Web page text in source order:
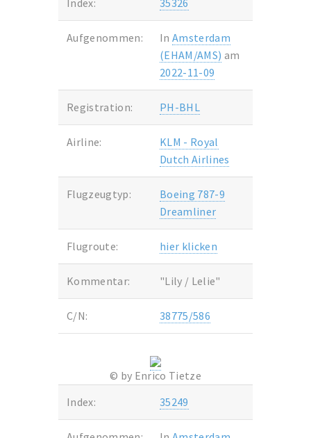
Index: 35326
Aufgenommen: In Amsterdam
(EHAM/AMS) am
2022-11-09
Registration: PH-BHL
Airline:
KLM - Royal
Dutch Airlines
Flugzeugtyp:
Boeing 787-9
Dreamliner
Flugroute: hier klicken
Kommentar: "Lily / Lelie"
C/N: 38775/586
© by Enrico Tietze
Index:
35249